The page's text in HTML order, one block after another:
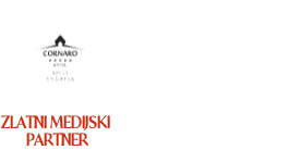
ZLATNI MEDIJSKI
PARTNER